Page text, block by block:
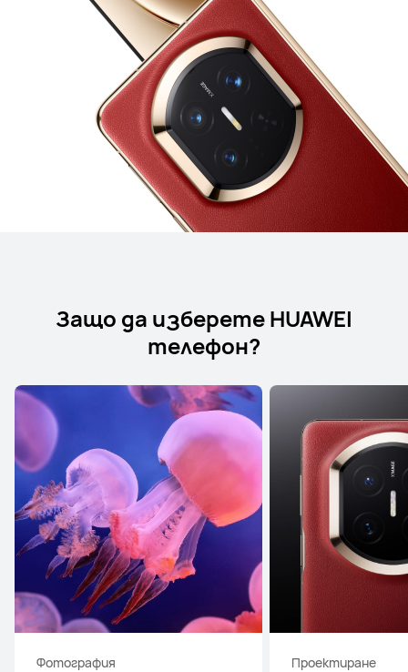
Защо да изберете HUAWEI
телефон?
Фотография Проектиране